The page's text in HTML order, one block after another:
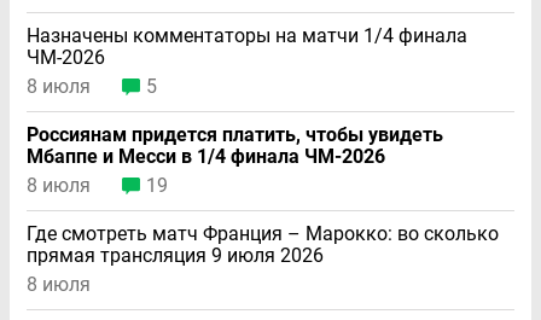
Назначены комментаторы на матчи 1/4 финала
ЧМ-2026
8 июля
5
Россиянам придется платить, чтобы увидеть
Мбаппе и Месси в 1/4 финала ЧМ-2026
8 июля
19
Где смотреть матч Франция – Марокко: во сколько
прямая трансляция 9 июля 2026
8 июля